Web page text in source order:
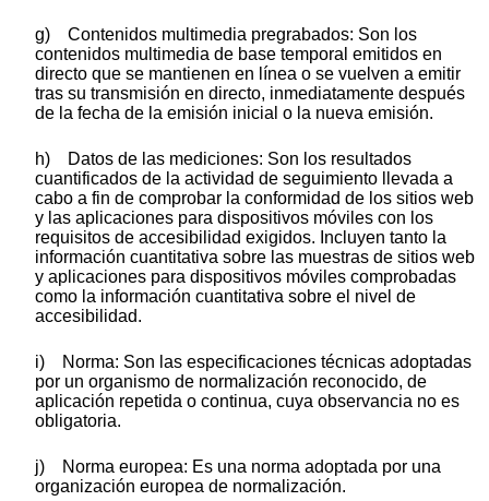
g) Contenidos multimedia pregrabados: Son los
contenidos multimedia de base temporal emitidos en
directo que se mantienen en línea o se vuelven a emitir
tras su transmisión en directo, inmediatamente después
de la fecha de la emisión inicial o la nueva emisión.
h) Datos de las mediciones: Son los resultados
cuantificados de la actividad de seguimiento llevada a
cabo a fin de comprobar la conformidad de los sitios web
y las aplicaciones para dispositivos móviles con los
requisitos de accesibilidad exigidos. Incluyen tanto la
información cuantitativa sobre las muestras de sitios web
y aplicaciones para dispositivos móviles comprobadas
como la información cuantitativa sobre el nivel de
accesibilidad.
i) Norma: Son las especificaciones técnicas adoptadas
por un organismo de normalización reconocido, de
aplicación repetida o continua, cuya observancia no es
obligatoria.
j) Norma europea: Es una norma adoptada por una
organización europea de normalización.